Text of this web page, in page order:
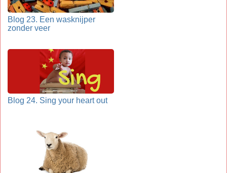
Blog 23. Een wasknijper
zonder veer
Blog 24. Sing your heart out